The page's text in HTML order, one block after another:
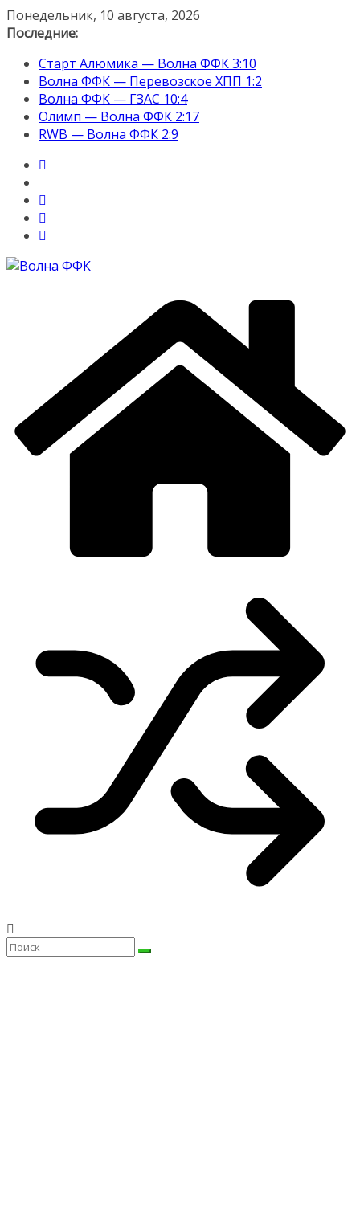
Перейти
к
Понедельник, 10 августа, 2026
Последние:
Старт Алюмика — Волна ФФК 3:10
Волна ФФК — Перевозское ХПП 1:2
Волна ФФК — ГЗАС 10:4
Олимп — Волна ФФК 2:17
RWB — Волна ФФК 2:9